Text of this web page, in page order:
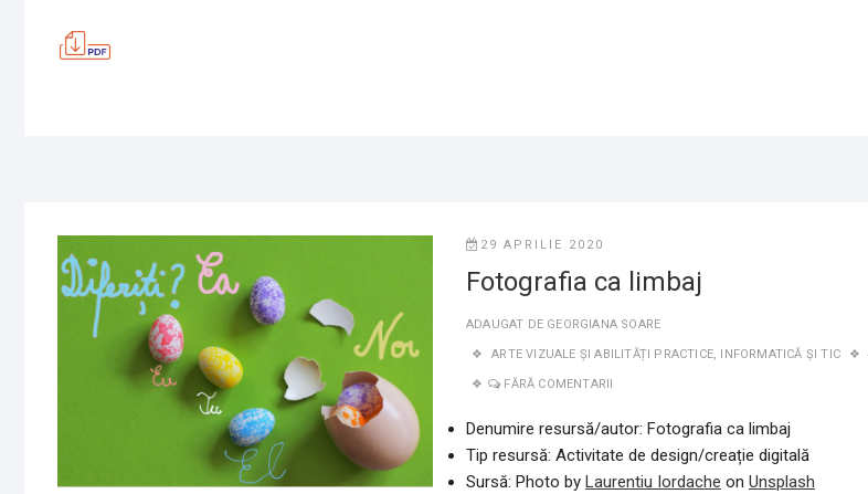
29 APRILIE 2020
Fotografia ca limbaj
ADAUGAT DE GEORGIANA SOARE
ARTE VIZUALE ȘI ABILITĂȚI PRACTICE, INFORMATICĂ ȘI TIC
FĂRĂ COMENTARII
Denumire resursă/autor: Fotografia ca limbaj
Tip resursă: Activitate de design/creație digitală
Sursă: Photo by Laurentiu Iordache on Unsplash